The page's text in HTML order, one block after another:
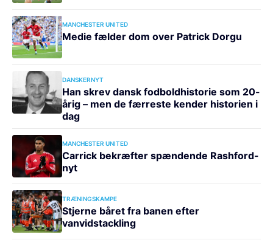
MANCHESTER UNITED
Medie fælder dom over Patrick Dorgu
DANSKERNYT
Han skrev dansk fodboldhistorie som 20-
årig – men de færreste kender historien i
dag
MANCHESTER UNITED
Carrick bekræfter spændende Rashford-
nyt
TRÆNINGSKAMPE
Stjerne båret fra banen efter
vanvidstackling